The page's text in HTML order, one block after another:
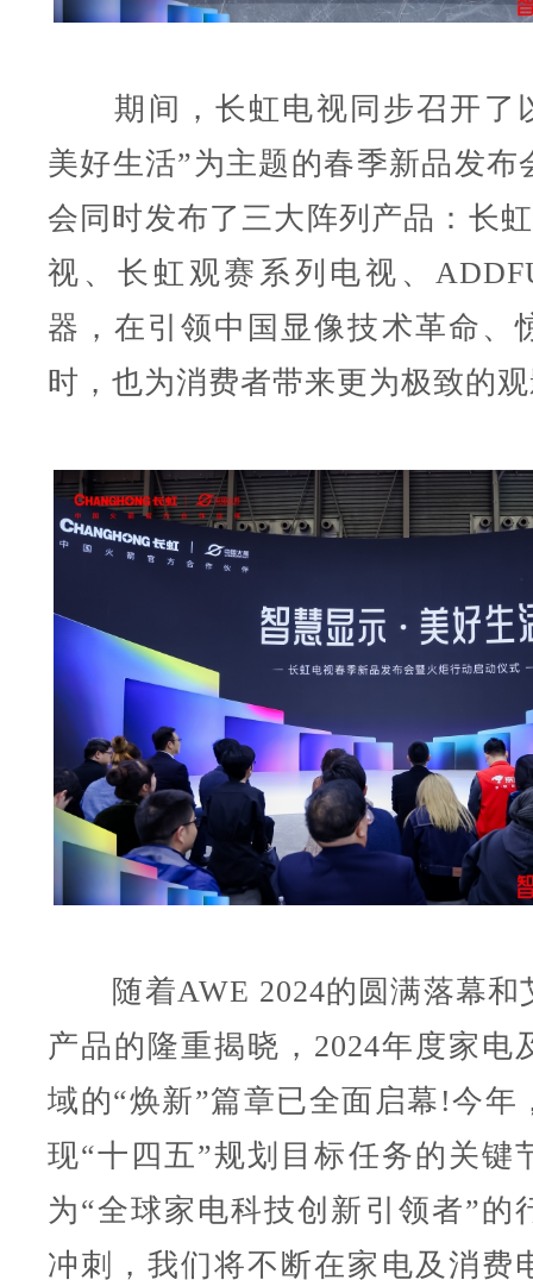
期间，长虹电视同步召开了
美好生活”为主题的春季新品发布
会同时发布了三大阵列产品：长
视、长虹观赛系列电视、
器，在引领中国显像技术革命、
时，也为消费者带来更为极致的
随着AWE 2024的圆满落幕和
产品的隆重揭晓，2024年度家电
域的“焕新”篇章已全面启幕!今年
现“十四五”规划目标任务的关键
为“全球家电科技创新引领者”的
冲刺，我们将不断在家电及消费